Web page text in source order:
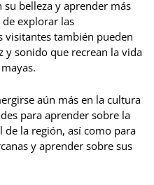
belleza y aprender más
explorar las
visitantes también pueden
y sonido que recrean la vida
aún más en la cultura
para aprender sobre la
de la región, así como para
y aprender sobre sus